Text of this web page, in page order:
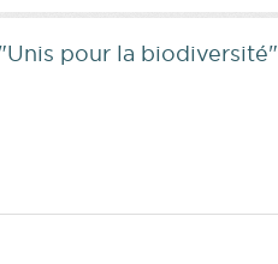
pour la biodiversité"